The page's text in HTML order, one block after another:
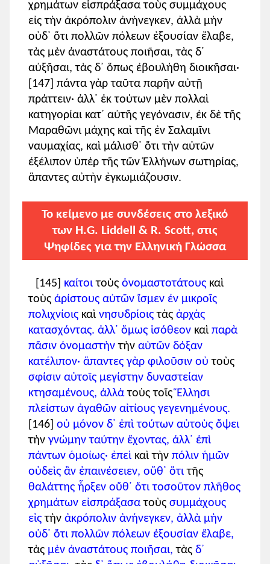
χρημάτων εἰσπράξασα τοὺς συμμάχους
εἰς τὴν ἀκρόπολιν ἀνήνεγκεν, ἀλλὰ μὴν
οὐδ᾽ ὅτι πολλῶν πόλεων ἐξουσίαν ἔλαβε,
τὰς μὲν ἀναστάτους ποιῆσαι, τὰς δ᾽
αὐξῆσαι, τὰς δ᾽ ὅπως ἐβουλήθη διοικῆσαι·
[147] πάντα γὰρ ταῦτα παρῆν αὐτῇ
πράττειν· ἀλλ᾽ ἐκ τούτων μὲν πολλαὶ
κατηγορίαι κατ᾽ αὐτῆς γεγόνασιν, ἐκ δὲ τῆς
Μαραθῶνι μάχης καὶ τῆς ἐν Σαλαμῖνι
ναυμαχίας, καὶ μάλισθ᾽ ὅτι τὴν αὑτῶν
ἐξέλιπον ὑπὲρ τῆς τῶν Ἑλλήνων σωτηρίας,
ἅπαντες αὐτὴν ἐγκωμιάζουσιν.
Το κείμενο με συνδέσεις στο λεξικό
των H.G. Liddell & R. Scott, στις
Ψηφίδες για την Ελληνική Γλώσσα
[145] καίτοι τοὺς ὀνομαστοτάτους καὶ
τοὺς ἀρίστους αὐτῶν ἴσμεν ἐν μικροῖς
πολιχνίοις καὶ νησυδρίοις τὰς ἀρχὰς
κατασχόντας. ἀλλ᾽ ὅμως ἰσόθεον καὶ παρὰ
πᾶσιν ὀνομαστὴν τὴν αὑτῶν δόξαν
κατέλιπον· ἅπαντες γὰρ φιλοῦσιν οὐ τοὺς
σφίσιν αὐτοῖς μεγίστην δυναστείαν
κτησαμένους, ἀλλὰτοὺς τοῖςἝλλησι
πλείστων ἀγαθῶν αἰτίους γεγενημένους.
[146] οὐ μόνον δ᾽ ἐπὶ τούτων αὐτοὺς ὄψει
τὴν γνώμην ταύτην ἔχοντας, ἀλλ᾽ ἐπὶ
πάντων ὁμοίως· ἐπεὶ καὶ τὴν πόλιν ἡμῶν
οὐδεὶς ἂν ἐπαινέσειεν, οὔθ᾽ ὅτι τῆς
θαλάττης ἦρξεν οὔθ᾽ ὅτι τοσοῦτον πλῆθος
χρημάτων εἰσπράξασατοὺς συμμάχους
εἰς τὴν ἀκρόπολιν ἀνήνεγκεν, ἀλλὰ μὴν
οὐδ᾽ ὅτι πολλῶν πόλεων ἐξουσίαν ἔλαβε,
τὰς μὲν ἀναστάτους ποιῆσαι, τὰς δ᾽